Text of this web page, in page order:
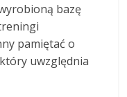
bazę
pamiętać o
uwzględnia